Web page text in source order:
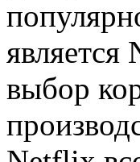
выбор